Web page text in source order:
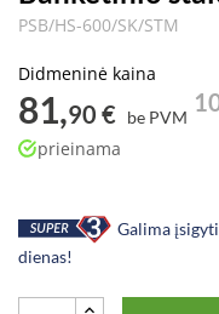
PSB/HS-600/SK/STM
Didmeninė kaina
81,90 € be PVM
prieinama
Galima
dienas!